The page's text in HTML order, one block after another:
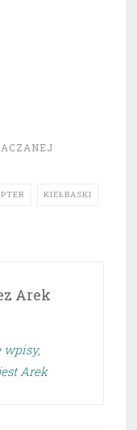
KIEŁBASKI
Arek
wpisy,
Arek